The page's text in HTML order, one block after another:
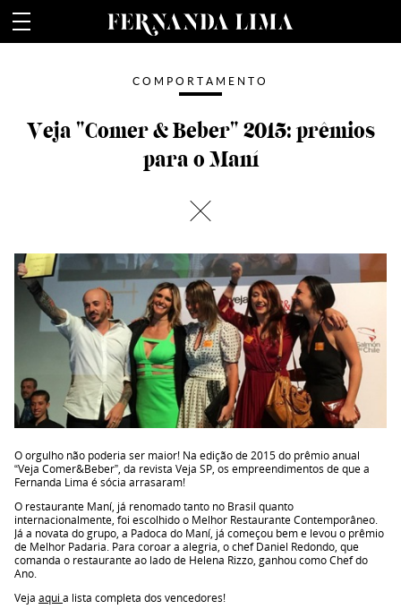
COMPORTAMENTO
Veja "Comer & Beber" 2015: prêmios
para o Maní
O orgulho não poderia ser maior! Na edição de 2015 do prêmio anual
“Veja Comer&Beber”, da revista Veja SP, os empreendimentos de que a
Fernanda Lima é sócia arrasaram!
O restaurante Maní, já renomado tanto no Brasil quanto
internacionalmente, foi escolhido o Melhor Restaurante Contemporâneo.
Já a novata do grupo, a Padoca do Maní, já começou bem e levou o prêmio
de Melhor Padaria. Para coroar a alegria, o chef Daniel Redondo, que
comanda o restaurante ao lado de Helena Rizzo, ganhou como Chef do
Ano.
Veja aqui a lista completa dos vencedores!